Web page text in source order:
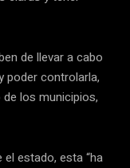
de llevar a cabo
poder controlarla,
los municipios,
estado, esta “ha